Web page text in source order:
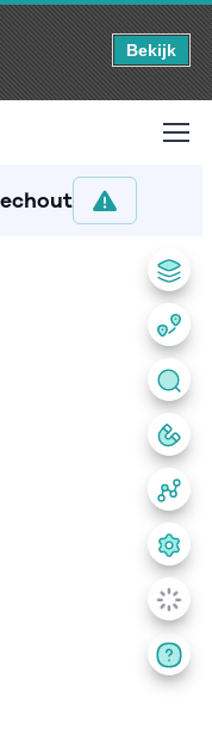
Bekijk